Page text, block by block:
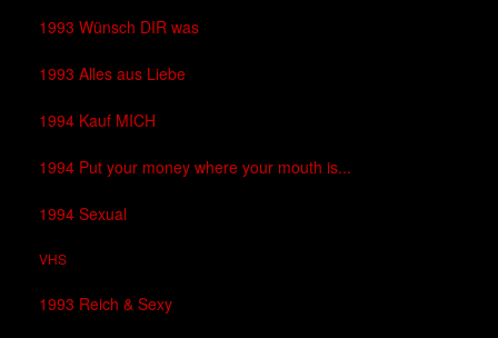
1993 Wünsch DIR was
1993 Alles aus Liebe
1994 Kauf MICH
1994 Put your money where your mouth is...
1994 Sexual
VHS
1993 Reich & Sexy